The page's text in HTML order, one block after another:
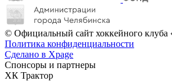
© Официальный сайт хоккейного клуба
Политика конфиденциальности
Сделано в Xpage
Спонсоры и партнеры
ХК Трактор